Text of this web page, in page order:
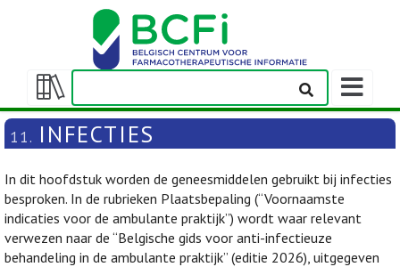
Weergeven/verbergen
inhoudstafel
11. INFECTIES
In dit hoofdstuk worden de geneesmiddelen gebruikt bij infecties
besproken. In de rubrieken Plaatsbepaling (“Voornaamste
indicaties voor de ambulante praktijk”) wordt waar relevant
verwezen naar de “Belgische gids voor anti-infectieuze
behandeling in de ambulante praktijk” (editie 2026), uitgegeven